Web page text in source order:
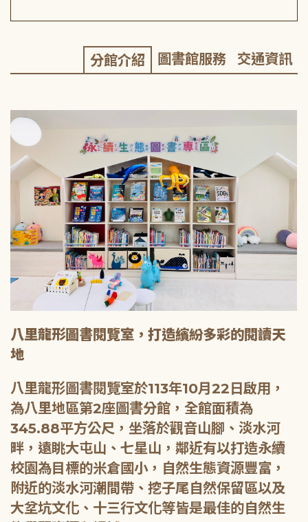
分館介紹 圖書館服務 交通資訊
八里龍形圖書閱覽室，打造繽紛多彩的閱讀天
地
八里龍形圖書閱覽室於113年10月22日啟用，
為八里地區第2座圖書分館，全館面積為
345.88平方公尺，坐落於觀音山腳、淡水河
畔，遠眺大屯山、七星山，鄰近有以打造永續
校園為目標的米倉國小，自然生態資源豐富，
附近的淡水河潮間帶、挖子尾自然保留區以及
大坌坑文化、十三行文化等皆是最佳的自然生